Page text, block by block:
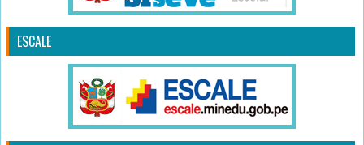
ESCALE